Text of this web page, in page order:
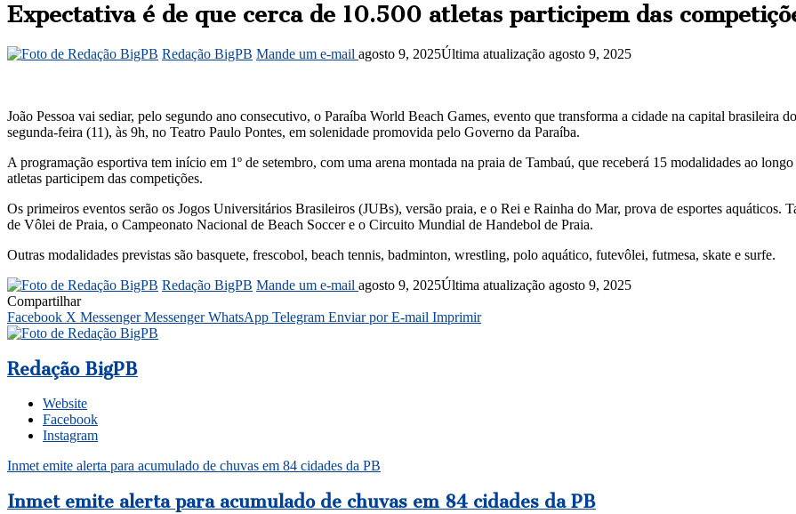
Expectativa é de que cerca de 10.500 atletas participem das
Redação BigPB Mande um e-mail agosto 9, 2025Última atualização agosto 9, 2025
João Pessoa vai sediar, pelo segundo ano consecutivo, o Paraíba World Beach Games, evento que transforma a cidade na capital brasileira
segunda-feira (11), às 9h, no Teatro Paulo Pontes, em solenidade promovida pelo Governo da Paraíba.
A programação esportiva tem início em 1º de setembro, com uma arena montada na praia de Tambaú, que receberá 15 modalidades ao
atletas participem das competições.
Os primeiros eventos serão os Jogos Universitários Brasileiros (JUBs), versão praia, e o Rei e Rainha do Mar, prova de esportes
de Vôlei de Praia, o Campeonato Nacional de Beach Soccer e o Circuito Mundial de Handebol de Praia.
Outras modalidades previstas são basquete, frescobol, beach tennis, badminton, wrestling, polo aquático, futevôlei, futmesa, skate e surfe.
Redação BigPB Mande um e-mail agosto 9, 2025Última atualização agosto 9, 2025
Compartilhar
Facebook X Messenger Messenger WhatsApp Telegram Enviar por E-mail Imprimir
Redação BigPB
Website
Facebook
Instagram
Inmet emite alerta para acumulado de chuvas em 84 cidades da PB
Inmet emite alerta para acumulado de chuvas em 84 cidades da PB